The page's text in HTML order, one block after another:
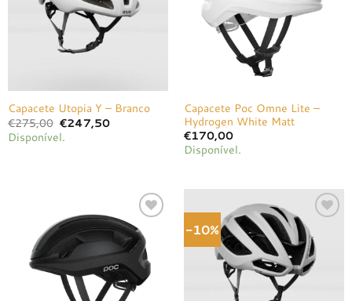
Capacete Utopia Y – Branco
€275,00 O
preço
original
€247,50O
Disponível.
Capacete Poc Omne Lite –
Hydrogen White Matt
€170,00
Disponível.
Adicionar
à lista de
desejos
-10%
Adicionar
à lista de
desejos